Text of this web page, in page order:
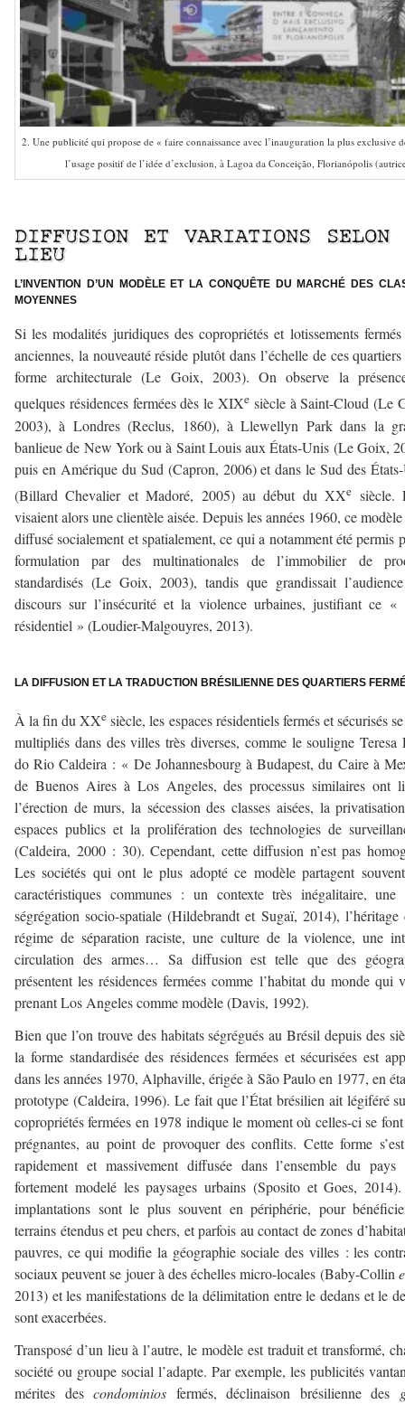
2. Une publicité qui propose de « faire connaissance avec l’inauguration la plus exclusive
l’usage positif de l’idée d’exclusion, à Lagoa da Conceição, Florianópolis
DIFFUSION ET VARIATIONS SELON
LIEU
L’INVENTION D’UN MODÈLE ET LA CONQUÊTE DU MARCHÉ DES
MOYENNES
Si les modalités juridiques des copropriétés et lotissements
anciennes, la nouveauté réside plutôt dans l’échelle de ces
forme architecturale (Le Goix, 2003). On observe la
quelques résidences fermées dès le XIXe siècle à Saint-Cloud (Le
2003), à Londres (Reclus, 1860), à Llewellyn Park dans la
banlieue de New York ou à Saint Louis aux États-Unis (Le Goix,
puis en Amérique du Sud (Capron, 2006) et dans le Sud des
(Billard Chevalier et Madoré, 2005) au début du XXe siècle.
visaient alors une clientèle aisée. Depuis les années 1960, ce modèle
diffusé socialement et spatialement, ce qui a notamment été permis
formulation par des multinationales de l’immobilier de
standardisés (Le Goix, 2003), tandis que grandissait
discours sur l’insécurité et la violence urbaines, justifiant ce «
résidentiel » (Loudier-Malgouyres, 2013).
LA DIFFUSION ET LA TRADUCTION BRÉSILIENNE DES QUARTIERS
À la fin du XXe siècle, les espaces résidentiels fermés et sécurisés
multipliés dans des villes très diverses, comme le souligne Teresa
do Rio Caldeira : « De Johannesbourg à Budapest, du Caire à
de Buenos Aires à Los Angeles, des processus similaires ont
l’érection de murs, la sécession des classes aisées, la
espaces publics et la prolifération des technologies de
(Caldeira, 2000 : 30). Cependant, cette diffusion n’est pas
Les sociétés qui ont le plus adopté ce modèle partagent
caractéristiques communes : un contexte très inégalitaire, une
ségrégation socio-spatiale (Hildebrandt et Sugaï, 2014), l’héritage
régime de séparation raciste, une culture de la violence, une
circulation des armes… Sa diffusion est telle que des
présentent les résidences fermées comme l’habitat du monde qui
prenant Los Angeles comme modèle (Davis, 1992).
Bien que l’on trouve des habitats ségrégués au Brésil depuis des
la forme standardisée des résidences fermées et sécurisées est
dans les années 1970, Alphaville, érigée à São Paulo en 1977, en
prototype (Caldeira, 1996). Le fait que l’État brésilien ait légiféré
copropriétés fermées en 1978 indique le moment où celles-ci se
prégnantes, au point de provoquer des conflits. Cette forme
rapidement et massivement diffusée dans l’ensemble du
fortement modelé les paysages urbains (Sposito et Goes,
implantations sont le plus souvent en périphérie, pour
terrains étendus et peu chers, et parfois au contact de zones
pauvres, ce qui modifie la géographie sociale des villes : les
sociaux peuvent se jouer à des échelles micro-locales (Baby-Collin
2013) et les manifestations de la délimitation entre le dedans et le
sont exacerbées.
Transposé d’un lieu à l’autre, le modèle est traduit et transformé,
société ou groupe social l’adapte. Par exemple, les publicités
mérites descondominios fermés, déclinaison brésilienne des